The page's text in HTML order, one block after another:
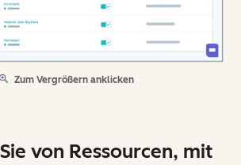
Zum Vergrößern anklicken
von Ressourcen, mit